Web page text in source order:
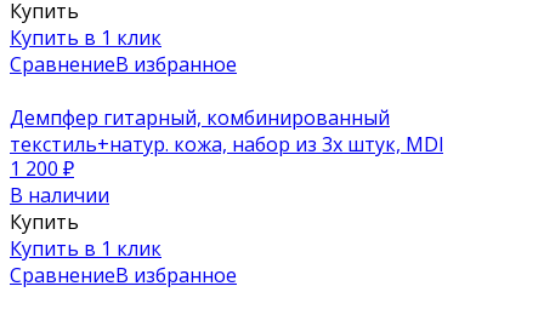
Купить
Купить в 1 клик
СравнениеВ избранное
Демпфер гитарный, комбинированный
текстиль+натур. кожа, набор из 3х штук, MDl
1 200 ₽
В наличии
Купить
Купить в 1 клик
СравнениеВ избранное